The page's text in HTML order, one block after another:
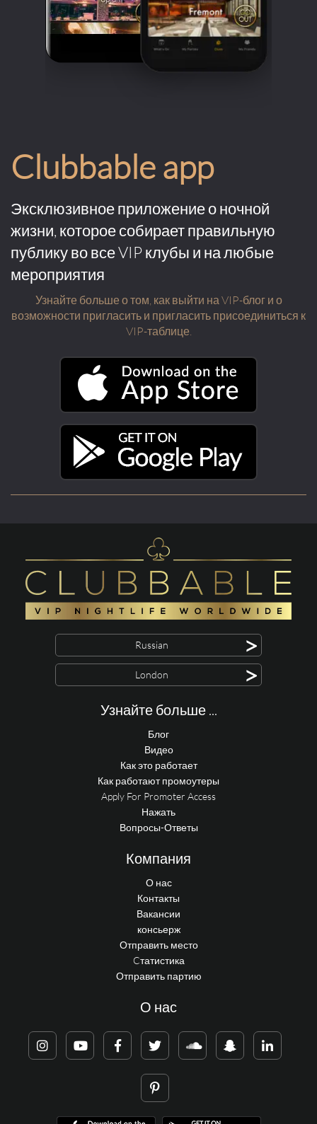
Clubbable app
Эксклюзивное приложение о ночной
жизни, которое собирает правильную
публику во все VIP клубы и на любые
мероприятия
Узнайте больше о том, как выйти на VIP-блог и о
возможности пригласить и пригласить присоединиться к
VIP-таблице.
Russian >
London >
Узнайте больше ...
Блог
Видео
Как это работает
Как работают промоутеры
Apply For Promoter Access
Нажать
Вопросы-Ответы
Компания
О нас
Контакты
Вакансии
консьерж
Отправить место
Cтатистика
Отправить партию
О нас